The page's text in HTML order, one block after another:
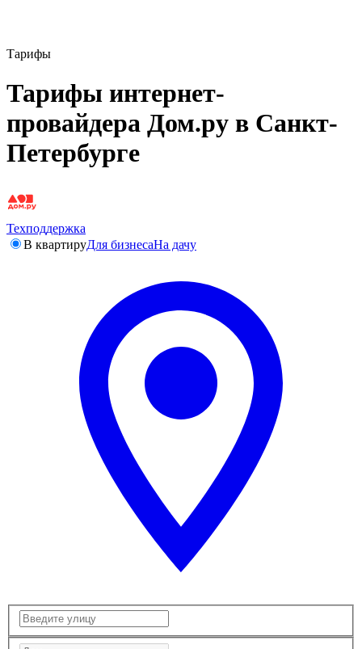
Тарифы
Тарифы интернет-
провайдера Дом.ру в Санкт-
Петербурге
Техподдержка
В квартируДля бизнесаНа дачу